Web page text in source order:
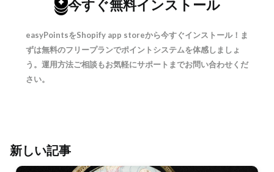
今すぐ無料インストール
easyPointsをShopify app storeから今すぐインストール！ま
ずは無料のフリープランでポイントシステムを体感しましょ
う。運用方法ご相談もお気軽にサポートまでお問い合わせくだ
さい。
新しい記事